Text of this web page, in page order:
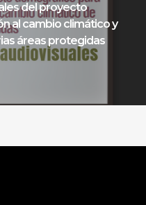
del proyecto
al cambio climático y
áreas protegidas